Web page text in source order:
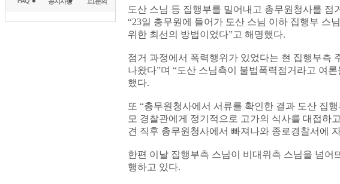
도산 스님 등 집행부를 밀어내고 총무원청사를
“23일 총무원에 들어가 도산 스님 이하 집행부 스
위한 최선의 방법이었다”고 해명했다.
점거 과정에서 폭력행위가 있었다는 현 집행부측
나왔다”며 “도산 스님측이 불법폭력점거라고 여
했다.
또 “총무원청사에서 서류를 확인한 결과 도산 집
모 경찰관에게 정기적으로 고가의 식사를 대접하
견 직후 총무원청사에서 빠져나와 종로경찰서에
한편 이날 집행부측 스님이 비대위측 스님을 넘어
행하고 있다.